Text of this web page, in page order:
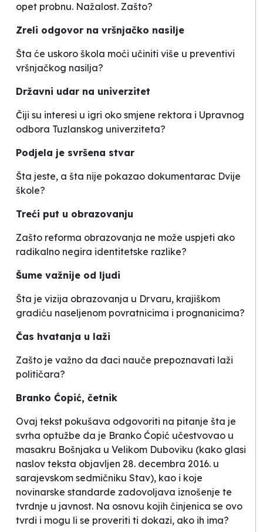
opet probnu. Nažalost. Zašto?
Zreli odgovor na vršnjačko nasilje
Šta će uskoro škola moći učiniti više u preventivi
vršnjačkog nasilja?
Državni udar na univerzitet
Čiji su interesi u igri oko smjene rektora i Upravnog
odbora Tuzlanskog univerziteta?
Podjela je svršena stvar
Šta jeste, a šta nije pokazao dokumentarac Dvije
škole?
Treći put u obrazovanju
Zašto reforma obrazovanja ne može uspjeti ako
radikalno negira identitetske razlike?
Šume važnije od ljudi
Šta je vizija obrazovanja u Drvaru, krajiškom
gradiću naseljenom povratnicima i prognanicima?
Čas hvatanja u laži
Zašto je važno da đaci nauče prepoznavati laži
političara?
Branko Ćopić, četnik
Ovaj tekst pokušava odgovoriti na pitanje šta je
svrha optužbe da je Branko Ćopić učestvovao u
masakru Bošnjaka u Velikom Duboviku (kako glasi
naslov teksta objavljen 28. decembra 2016. u
sarajevskom sedmičniku Stav), kao i koje
novinarske standarde zadovoljava iznošenje te
tvrdnje u javnost. Na osnovu kojih činjenica se ovo
tvrdi i mogu li se proveriti ti dokazi, ako ih ima?